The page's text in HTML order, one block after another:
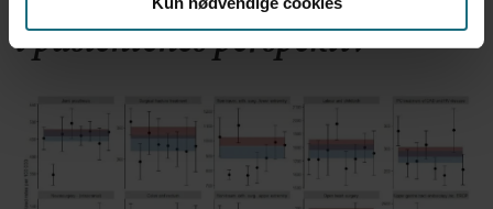
i pasientenes perspektiv